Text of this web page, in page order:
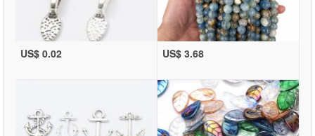
US$ 0.02 US$ 3.68